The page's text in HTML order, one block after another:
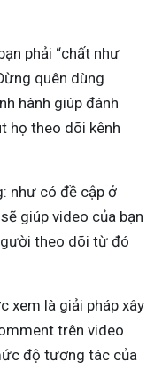
phải “chất như
quên dùng
hành giúp đánh
họ theo dõi kênh
như có đề cập ở
giúp video của bạn
theo dõi từ đó
xem là giải pháp xây
trên video
độ tương tác của